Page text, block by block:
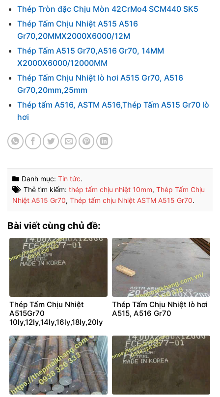
Thép Tròn đặc Chịu Mòn 42CrMo4 SCM440 SK5
Thép Tấm Chịu Nhiệt A515 A516
Gr70,20MMX2000X6000/12M
Thép Tấm A515 Gr70,A516 Gr70, 14MM
X2000X6000/12000MM
Thép Tấm Chịu Nhiệt lò hơi A515 Gr70, A516
Gr70,20mm,25mm
Thép tấm A516, ASTM A516,Thép Tấm A515 Gr70 lò
hơi
Danh mục: Tin tức.
Thẻ tìm kiếm: thép tấm chịu nhiệt 10mm, Thép Tấm Chịu
Nhiệt A515 Gr70, Thép tấm chịu Nhiệt ASTM A515 Gr70.
Bài viết cùng chủ đề:
Thép Tấm Chịu Nhiệt
A515Gr70
10ly,12ly,14ly,16ly,18ly,20ly
Thép Tấm Chịu Nhiệt lò hơi
A515, A516 Gr70